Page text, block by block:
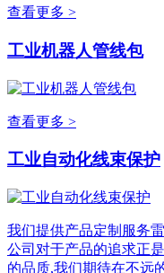
查看更多 >
工业机器人管线包
查看更多 >
工业自动化线束保护
我们提供产品定制服务
公司对于产品的追求正
的品质,我们期待在不远